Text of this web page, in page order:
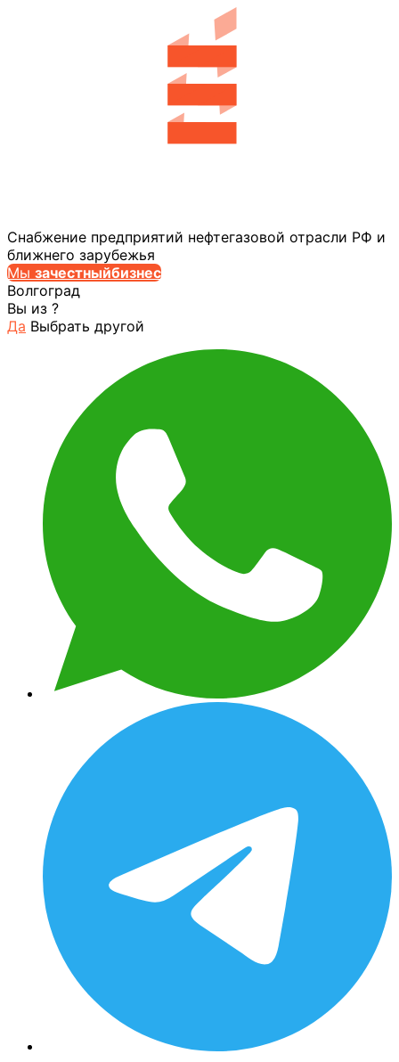
Снабжение предприятий нефтегазовой отрасли РФ и
ближнего зарубежья
Мы зачестныйбизнес
Волгоград
Вы из ?
Да Выбрать другой